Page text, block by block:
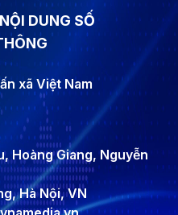
DUNG SỐ
xã Việt Nam
Hoàng Giang, Nguyễn
Hà Nội, VN